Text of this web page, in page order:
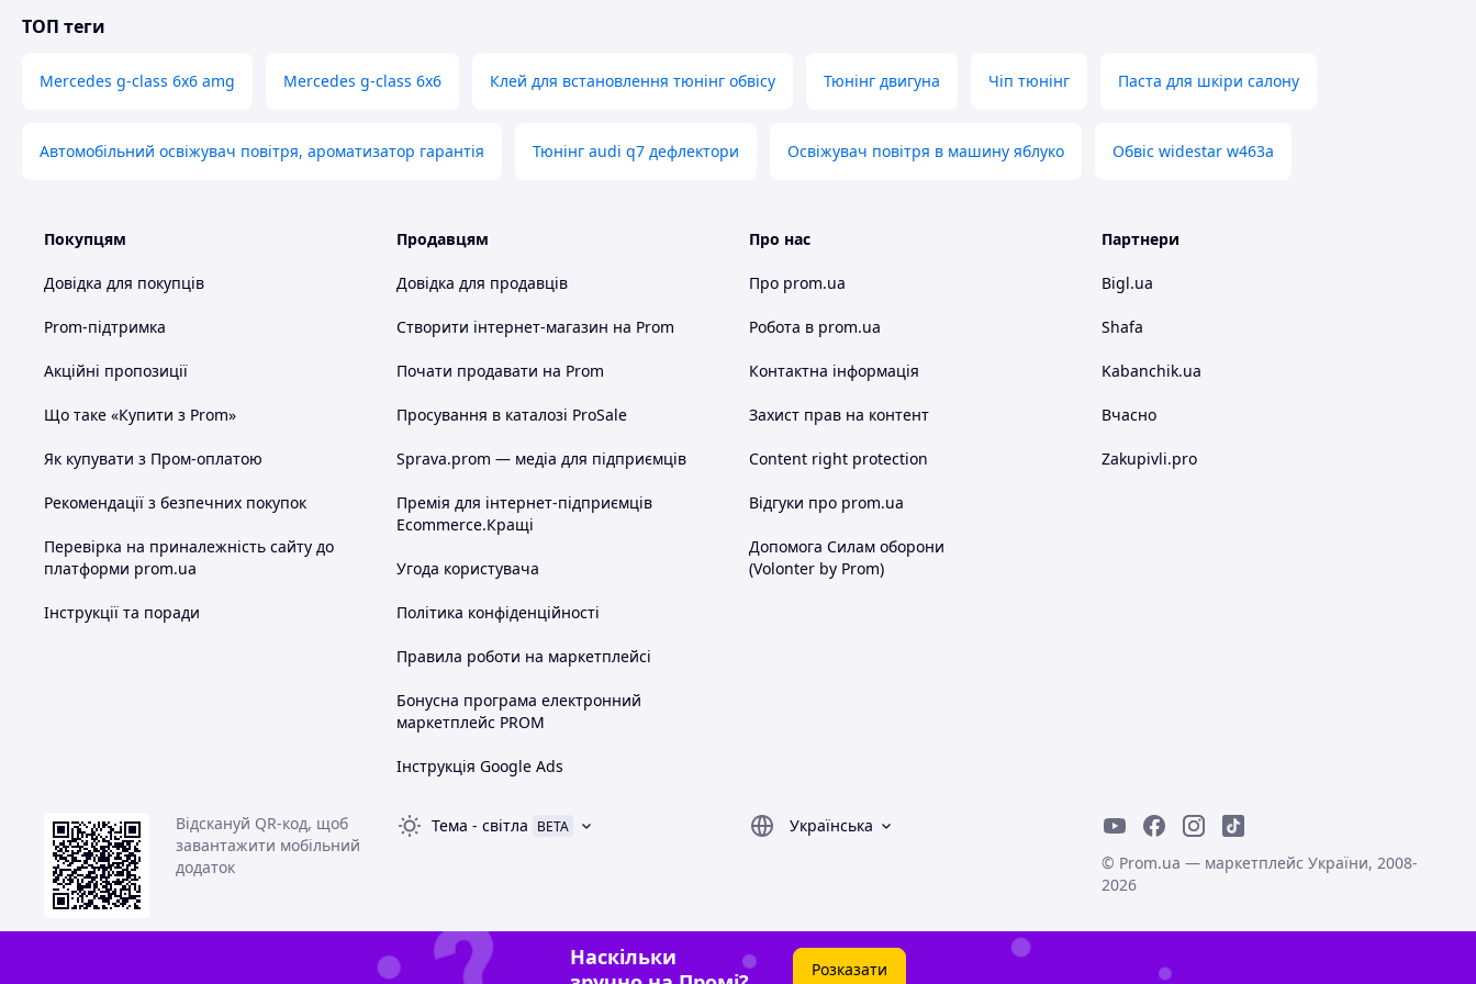
Kubay Design Workshop
Проект Kubay Design, який перетворює Mercedes-Benz G-Class на ультрадовгий шестиколісний лімузин,
ТОП теги
Mercedes g-class 6x6 amg Mercedes g-class 6x6 Клей для встановлення тюнінг обвісу Тюнінг двигуна Чіп тюнінг Паста для шкіри салону
Автомобільний освіжувач повітря, ароматизатор гарантія Тюнінг audi q7 дефлектори Освіжувач повітря в машину яблуко Обвіс widestar w463a
Покупцям
Довідка для покупців
Prom-підтримка
Акційні пропозиції
Що таке «Купити з Prom»
Як купувати з Пром-оплатою
Рекомендації з безпечних покупок
Перевірка на приналежність сайту до
платформи prom.ua
Інструкції та поради
Продавцям
Довідка для продавців
Створити інтернет-магазин на Prom
Почати продавати на Prom
Просування в каталозі ProSale
Sprava.prom — медіа для підприємців
Премія для інтернет-підприємців
Ecommerce.Кращі
Угода користувача
Політика конфіденційності
Правила роботи на маркетплейсі
Бонусна програма електронний
маркетплейс PROM
Інструкція Google Ads
Про нас
Про prom.ua
Робота в prom.ua
Контактна інформація
Захист прав на контент
Content right protection
Відгуки про prom.ua
Допомога Силам оборони
(Volonter by Prom)
Партнери
Bigl.ua
Shafa
Kabanchik.ua
Вчасно
Zakupivli.pro
Відскануй QR-код, щоб
завантажити мобільний
додаток
Тема - світла BETA
Українська
© Prom.ua — маркетплейс України, 2008-
2026
Наскільки
Розказати